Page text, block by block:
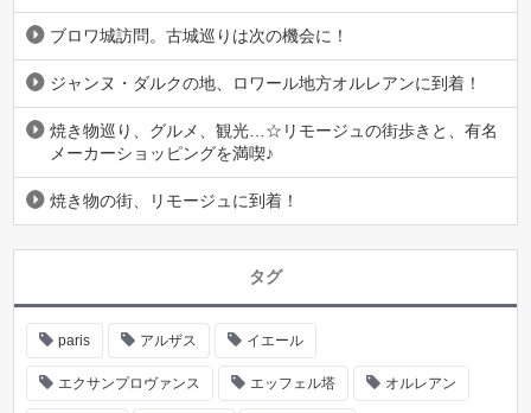
ブロワ城訪問。古城巡りは次の機会に！
ジャンヌ・ダルクの地、ロワール地方オルレアンに到着！
焼き物巡り、グルメ、観光…☆リモージュの街歩きと、有名
メーカーショッピングを満喫♪
焼き物の街、リモージュに到着！
タグ
paris アルザス イエール
エクサンプロヴァンス エッフェル塔 オルレアン